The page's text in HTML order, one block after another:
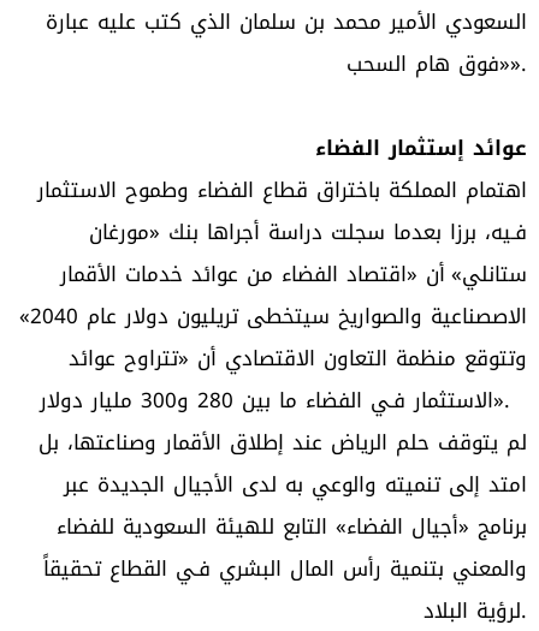
السعودي الأمير محمد بن سلمان الذي كتب عليه عبارة
«فوق هام السحب».
عوائد إستثمار الفضاء
اهتمام المملكة باختراق قطاع الفضاء وطموح الاستثمار
فـيه، برزا بعدما سجلت دراسة أجراها بنك «مورغان
ستانلي» أن «اقتصاد الفضاء من عوائد خدمات الأقمار
الاصصناعية والصواريخ سيتخطى تريليون دولار عام 2040»
وتتوقع منظمة التعاون الاقتصادي أن «تتراوح عوائد
الاستثمار فـي الفضاء ما بين 280 و300 مليار دولار».
لم يتوقف حلم الرياض عند إطلاق الأقمار وصناعتها، بل
امتد إلى تنميته والوعي به لدى الأجيال الجديدة عبر
برنامج «أجيال الفضاء» التابع للهيئة السعودية للفضاء
والمعني بتنمية رأس المال البشري فـي القطاع تحقيقاً
لرؤية البلاد.